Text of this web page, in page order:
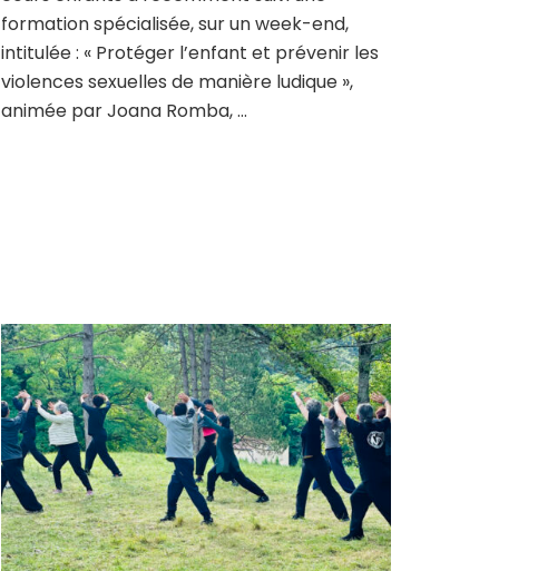
formation spécialisée, sur un week-end,
intitulée : « Protéger l’enfant et prévenir les
violences sexuelles de manière ludique »,
animée par Joana Romba, …